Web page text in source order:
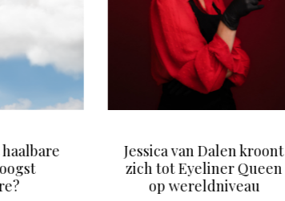
Jessica van Dalen kroont
zich tot Eyeliner Queen
op wereldniveau